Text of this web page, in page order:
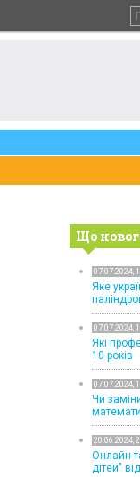
Що
07.07.2024,
Яке
07.07.2024,
Які
10 років
07.07.2024,
Чи
20.06.2024,
Онлайн-
дітей"